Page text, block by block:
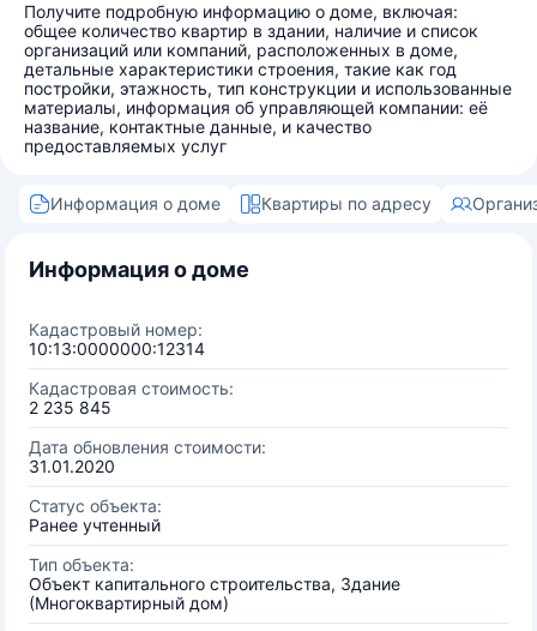
Получите подробную информацию о доме, включая:
общее количество квартир в здании, наличие и список
организаций или компаний, расположенных в доме,
детальные характеристики строения, такие как год
постройки, этажность, тип конструкции и использованные
материалы, информация об управляющей компании: её
название, контактные данные, и качество
предоставляемых услуг
Информация о доме Квартиры по адресу
Информация о доме
Кадастровый номер:
10:13:0000000:12314
Кадастровая стоимость:
2 235 845
Дата обновления стоимости:
31.01.2020
Статус объекта:
Ранее учтенный
Тип объекта:
Объект капитального строительства, Здание
(Многоквартирный дом)